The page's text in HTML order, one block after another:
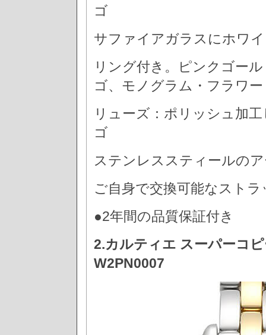
ゴ
サファイアガラスにホワ
リング付き。ピンクゴー
ゴ、モノグラム・フラワー
リューズ：ポリッシュ加
ゴ
ステンレススティールの
ご自身で交換可能なストラ
●2年間の品質保証付き
2.カルティエ スーパーコ
W2PN0007